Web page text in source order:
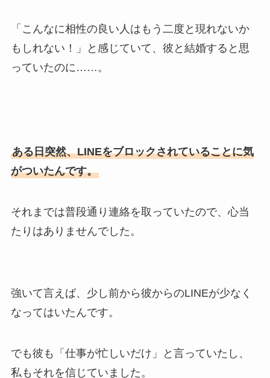
「こんなに相性の良い人はもう二度と現れないか
もしれない！」と感じていて、彼と結婚すると思
っていたのに……。
ある日突然、LINEをブロックされていることに気
がついたんです。
それまでは普段通り連絡を取っていたので、心当
たりはありませんでした。
強いて言えば、少し前から彼からのLINEが少なく
なってはいたんです。
でも彼も「仕事が忙しいだけ」と言っていたし、
私もそれを信じていました。